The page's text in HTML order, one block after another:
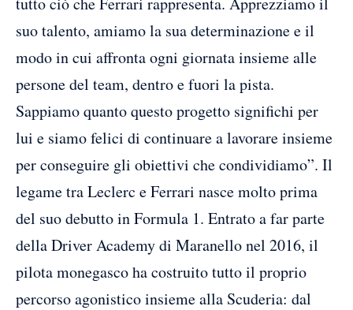
suo talento, amiamo la sua determinazione e il
modo in cui affronta ogni giornata insieme alle
persone del team, dentro e fuori la pista.
Sappiamo quanto questo progetto significhi per
lui e siamo felici di continuare a lavorare insieme
per conseguire gli obiettivi che condividiamo”. Il
legame tra Leclerc e Ferrari nasce molto prima
del suo debutto in Formula 1. Entrato a far parte
della Driver Academy di Maranello nel 2016, il
pilota monegasco ha costruito tutto il proprio
percorso agonistico insieme alla Scuderia: dal